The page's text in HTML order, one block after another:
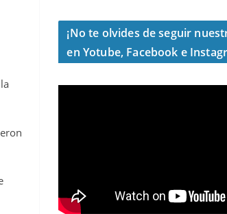
¡No te olvides de seguir
en Yotube, Facebook e